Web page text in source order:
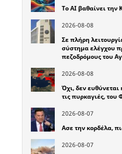
Το ΑΙ βαθαίνει την
2026-08-08
Σε πλήρη
σύστημα ελέγχου
πεζοδρόμους του
2026-08-08
Όχι, δεν ευθύνεται
τις πυρκαγιές,
2026-08-07
Ασε την κορδέλα,
2026-08-07